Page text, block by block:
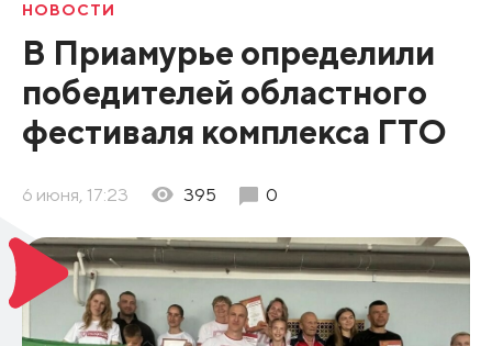
НОВОСТИ
В Приамурье определили
победителей областного
фестиваля комплекса ГТО
6 июня, 17:23 395 0